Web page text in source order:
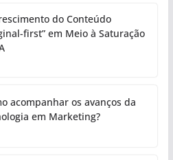
do Conteúdo
first” em Meio à Saturação
acompanhar os avanços da
em Marketing?